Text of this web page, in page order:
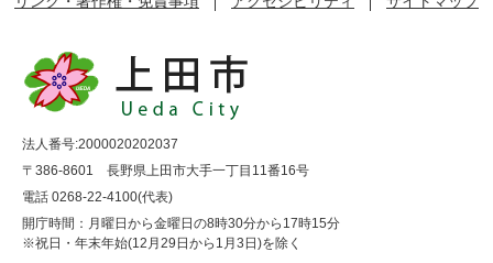
法人番号:2000020202037
〒386-8601 長野県上田市大手一丁目11番16号
電話 0268-22-4100(代表)
開庁時間：月曜日から金曜日の8時30分から17時15分
※祝日・年末年始(12月29日から1月3日)を除く